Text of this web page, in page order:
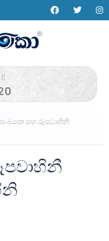
සහ රූපවාහිනි